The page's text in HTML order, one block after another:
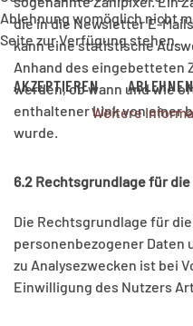
die in die Newsletter E-
kann eine statistische
Anhand des eingebetteten
werden, ob wann und wie
enthaltener Link von einer
wurde.
6.2 Rechtsgrundlage für
Die Rechtsgrundlage für
personenbezogener Daten
zu Analysezwecken ist bei
Einwilligung des Nutzers
Ablehnung womöglich nicht
Seite zur Verfügung stehen.
AKZEPTIEREN ABLEHNEN
Weitere